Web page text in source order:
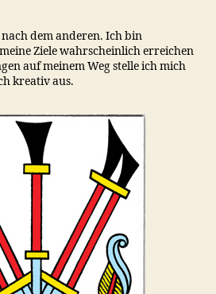
dem anderen. Ich bin
Ziele wahrscheinlich erreichen
auf meinem Weg stelle ich mich
kreativ aus.